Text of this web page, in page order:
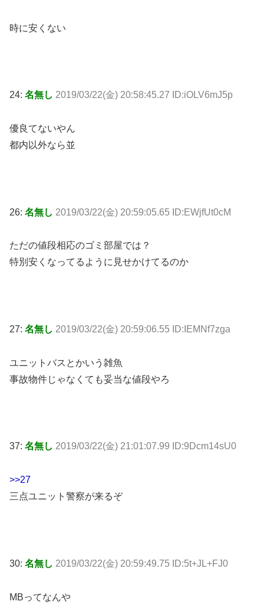
時に安くない
24: 名無し 2019/03/22(金) 20:58:45.27 ID:iOLV6mJ5p
優良てないやん
都内以外なら並
26: 名無し 2019/03/22(金) 20:59:05.65 ID:EWjfUt0cM
ただの値段相応のゴミ部屋では？
特別安くなってるように見せかけてるのか
27: 名無し 2019/03/22(金) 20:59:06.55 ID:IEMNf7zga
ユニットバスとかいう雑魚
事故物件じゃなくても妥当な値段やろ
37: 名無し 2019/03/22(金) 21:01:07.99 ID:9Dcm14sU0
>>27
三点ユニット警察が来るぞ
30: 名無し 2019/03/22(金) 20:59:49.75 ID:5t+JL+FJ0
MBってなんや